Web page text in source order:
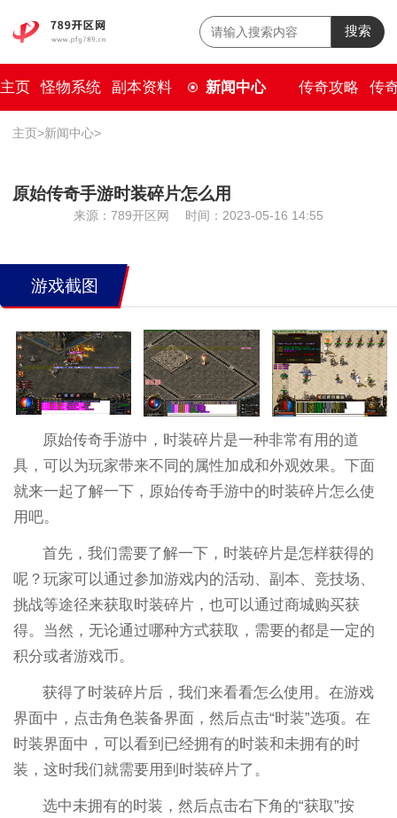
搜索
主页 怪物系统 副本资料 新闻中心 传奇攻略 传
主页>新闻中心>
原始传奇手游时装碎片怎么用
来源：789开区网 时间：2023-05-16 14:55
游戏截图
原始传奇手游中，时装碎片是一种非常有用的道
具，可以为玩家带来不同的属性加成和外观效果。下面
就来一起了解一下，原始传奇手游中的时装碎片怎么使
用吧。
首先，我们需要了解一下，时装碎片是怎样获得的
呢？玩家可以通过参加游戏内的活动、副本、竞技场、
挑战等途径来获取时装碎片，也可以通过商城购买获
得。当然，无论通过哪种方式获取，需要的都是一定的
积分或者游戏币。
获得了时装碎片后，我们来看看怎么使用。在游戏
界面中，点击角色装备界面，然后点击“时装”选项。在
时装界面中，可以看到已经拥有的时装和未拥有的时
装，这时我们就需要用到时装碎片了。
选中未拥有的时装，然后点击右下角的“获取”按